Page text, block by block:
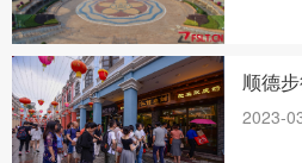
顺德
2023-